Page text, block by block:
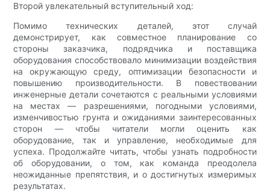
Второй увлекательный вступительный ход:
Помимо технических деталей, этот случай
демонстрирует, как совместное планирование со
стороны заказчика, подрядчика и поставщика
оборудования способствовало минимизации воздействия
на окружающую среду, оптимизации безопасности и
повышению производительности. В повествовании
инженерные детали сочетаются с реальными условиями
на местах — разрешениями, погодными условиями,
изменчивостью грунта и ожиданиями заинтересованных
сторон — чтобы читатели могли оценить как
оборудование, так и управление, необходимые для
успеха. Продолжайте читать, чтобы узнать подробности
об оборудовании, о том, как команда преодолела
неожиданные препятствия, и о достигнутых измеримых
результатах.